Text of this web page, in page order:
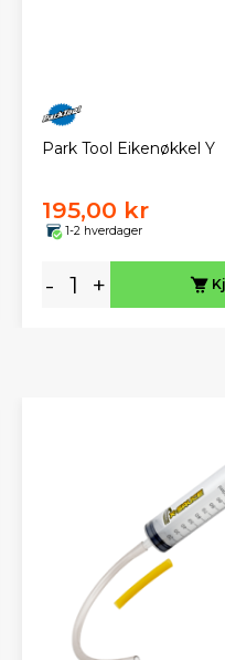
Park Tool Eikenøkkel Y
195,00 kr
1-2 hverdager
- +